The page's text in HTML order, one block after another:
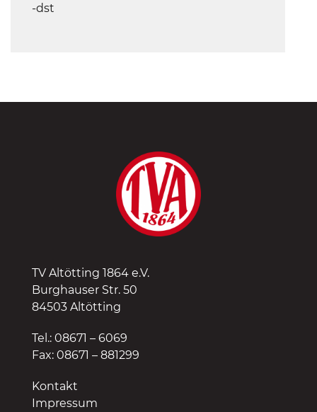
-dst
TV Altötting 1864 e.V.
Burghauser Str. 50
84503 Altötting
Tel.: 08671 – 6069
Fax: 08671 – 881299
Kontakt
Impressum